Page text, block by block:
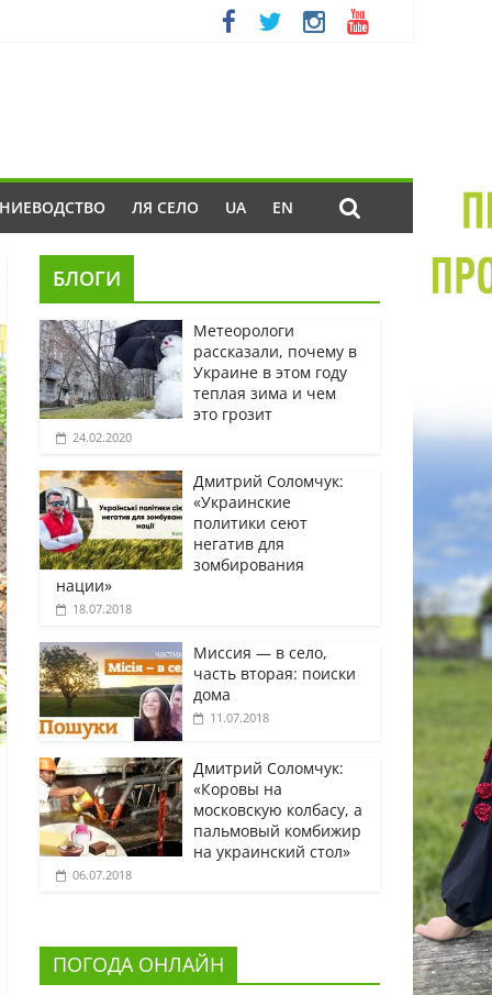
ЛЯ СЕЛО UA EN
БЛОГИ
Метеорологи
рассказали, почему в
Украине в этом году
теплая зима и чем
это грозит
24.02.2020
Дмитрий Соломчук:
«Украинские
политики сеют
негатив для
зомбирования
нации»
18.07.2018
Миссия — в село,
часть вторая: поиски
дома
11.07.2018
Дмитрий Соломчук:
«Коровы на
московскую колбасу, а
пальмовый комбижир
на украинский стол»
06.07.2018
ПОГОДА ОНЛАЙН